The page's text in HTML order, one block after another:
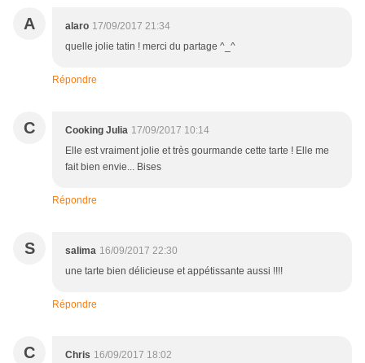
A alaro 17/09/2017 21:34
quelle jolie tatin ! merci du partage ^_^
Répondre
C Cooking Julia 17/09/2017 10:14
Elle est vraiment jolie et très gourmande cette tarte ! Elle me
fait bien envie... Bises
Répondre
S salima 16/09/2017 22:30
une tarte bien délicieuse et appétissante aussi !!!!
Répondre
C Chris 16/09/2017 18:02